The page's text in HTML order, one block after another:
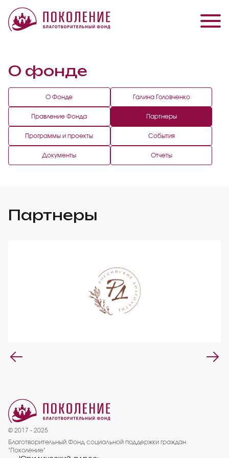
О фонде
О Фонде Галина Головченко
Правление Фонда Партнеры
Программы и проекты События
Документы Отчеты
Партнеры
© 2017 - 2025
Благотворительный Фонд социальной поддержки граждан
"Поколение"